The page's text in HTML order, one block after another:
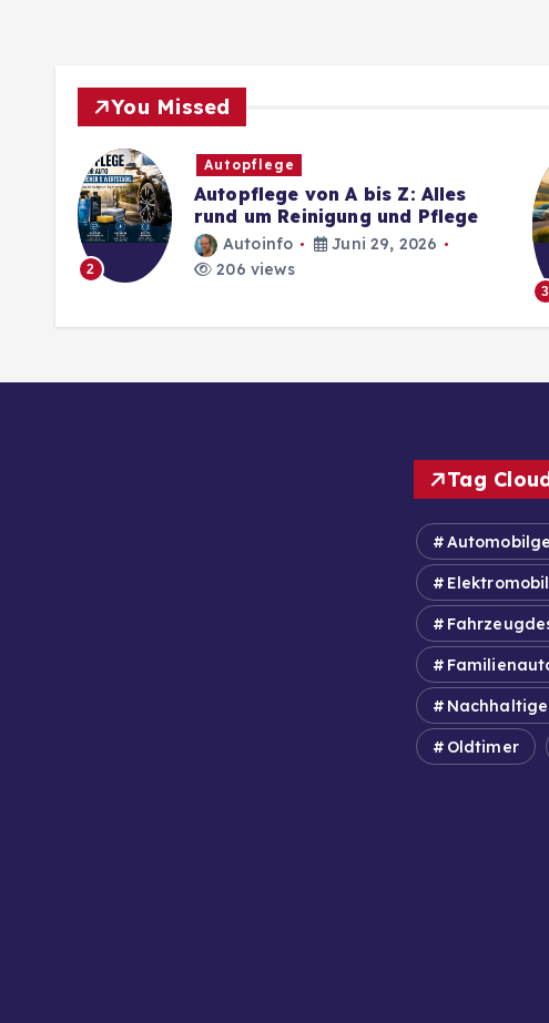
You Missed
2
Autopflege
Autopflege von A bis Z: Alles
rund um Reinigung und Pflege
Autoinfo
Juni 29, 2026
206 views
3
Tag
Oldtimer